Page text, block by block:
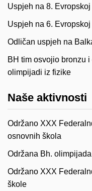
Uspjeh na 8.
Uspjeh na 6.
Odličan uspjeh na
BH tim osvojio bronzu
olimpijadi iz fizike
Naše aktivnosti
Održano XXX
osnovnih škola
Održana Bh.
Održano XXX
škole